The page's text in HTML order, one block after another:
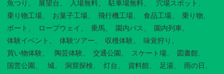
魚つり
展望台 入場無料 駐車場無料
穴場スポット
乗り物工場
お菓子工場 飛行機工場 食品工場
乗り物
ボート
ロープウェイ 乗馬 園内バス
園内列車
体験イベント
体験ツアー 収穫体験
味覚狩り
買い物体験
陶芸体験 交通公園 スケート場
図書館
国営公園
城 洞窟探検 灯台 資料館 足湯 雨の日